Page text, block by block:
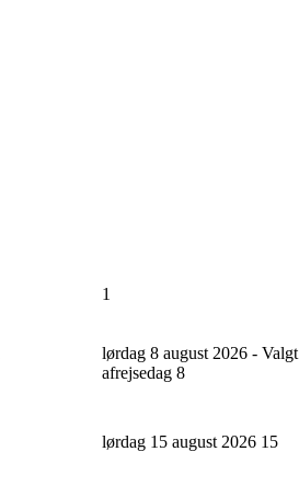
1
lørdag 8 august 2026 - Valgt
afrejsedag 8
lørdag 15 august 2026 15